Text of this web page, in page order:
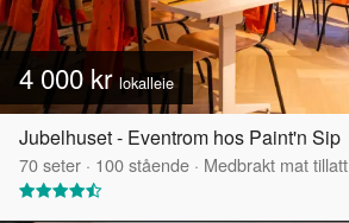
4 000 kr lokalleie
Jubelhuset - Eventrom hos Paint'n Sip
70seter · 100stående · Medbrakt mat tillatt